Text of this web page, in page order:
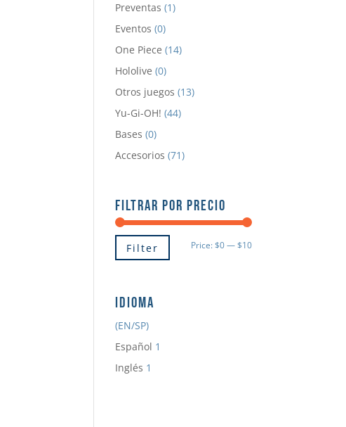
Preventas (1)
Eventos (0)
One Piece (14)
Hololive (0)
Otros juegos (13)
Yu-Gi-OH! (44)
Bases (0)
Accesorios (71)
FILTRAR POR PRECIO
Min
Max
Filter Price:$0—$10
IDIOMA
(EN/SP)
Español 1
Inglés 1